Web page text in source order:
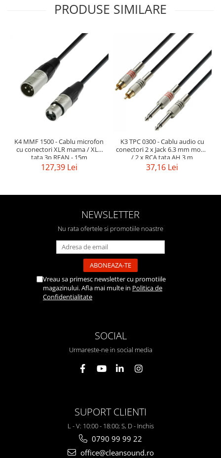
PRODUSE SIMILARE
K4 MMF 1500 - Cablu microfon
cu conectori XLR mama / XLR
tata 3p REAN - 15m
127,39 Lei
K3 TPC 0300 - Cablu audio cu
conectori 2 x Jack 6.3 mm mono
/ 2 x RCA tata AH 3 m
37,16 Lei
NEWSLETTER
Nu rata ofertele si promotiile noastre
Vreau sa primesc newsletter cu promotiile
magazinului. Afla mai multe in Politica de
Confidentialitate
SOCIAL
Urmareste-ne in social media
SUPORT CLIENTI
L - V: 10:00 - 18:00; S, D - Inchis
0790 99 99 22
office@cleansound.ro